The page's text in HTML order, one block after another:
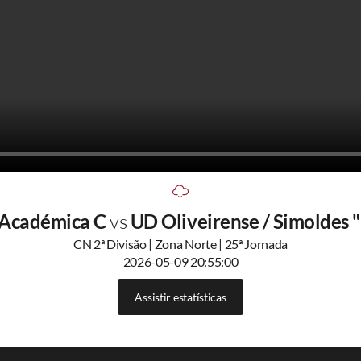
Cvs UD Oliveirense / Simoldes
CN 2ª Divisão | Zona Norte | 25ª Jornada
2026-05-09 20:55:00
Assistir estatísticas